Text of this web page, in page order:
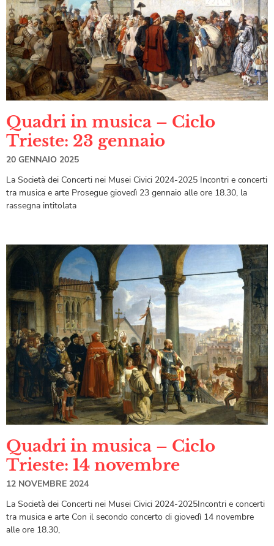
Quadri in musica – Ciclo
Trieste: 23 gennaio
20 GENNAIO 2025
La Società dei Concerti nei Musei Civici 2024-2025 Incontri e concerti
tra musica e arte Prosegue giovedì 23 gennaio alle ore 18.30, la
rassegna intitolata
Quadri in musica – Ciclo
Trieste: 14 novembre
12 NOVEMBRE 2024
La Società dei Concerti nei Musei Civici 2024-2025Incontri e concerti
tra musica e arte Con il secondo concerto di giovedì 14 novembre
alle ore 18.30,